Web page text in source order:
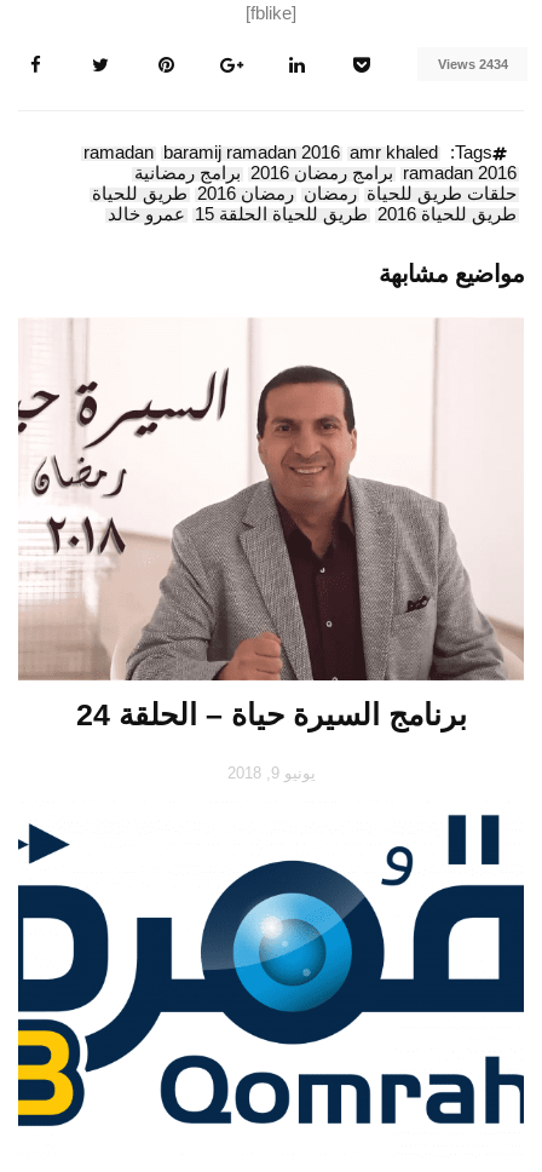
[fblike]
2434 Views
Tags:
amr khaled
baramij ramadan 2016
ramadan
ramadan 2016 برامج رمضان 2016
برامج رمضانية
حلقات طريق للحياة رمضان رمضان 2016
طريق للحياة
طريق للحياة 2016
طريق للحياة الحلقة 15 عمرو خالد
مواضيع مشابهة
برنامج السيرة حياة – الحلقة 24
يونيو 9, 2018